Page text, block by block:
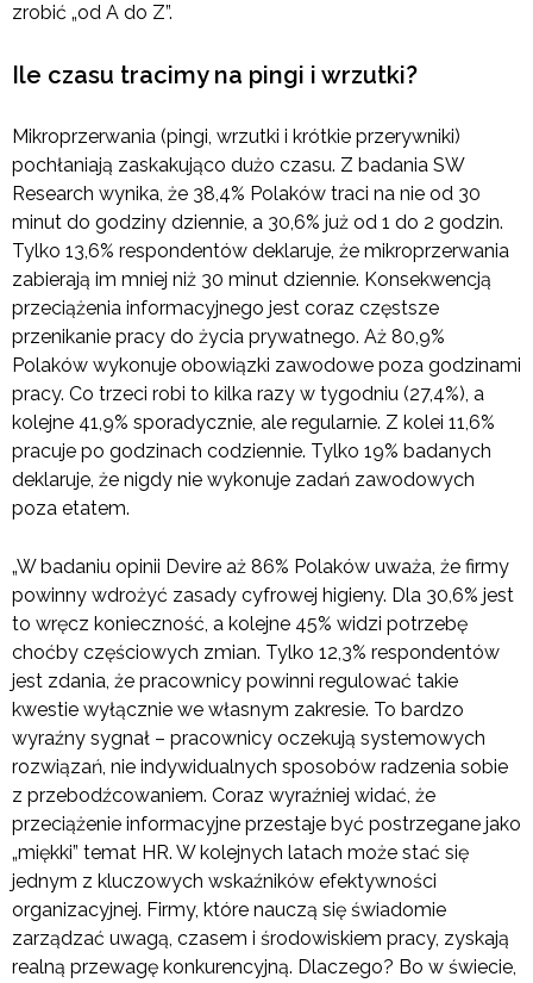
zrobić „od A do Z”.
Ile czasu tracimy na pingi i wrzutki?
Mikroprzerwania (pingi, wrzutki i krótkie przerywniki)
pochłaniają zaskakująco dużo czasu. Z badania SW
Research wynika, że 38,4% Polaków traci na nie od 30
minut do godziny dziennie, a 30,6% już od 1 do 2 godzin.
Tylko 13,6% respondentów deklaruje, że mikroprzerwania
zabierają im mniej niż 30 minut dziennie. Konsekwencją
przeciążenia informacyjnego jest coraz częstsze
przenikanie pracy do życia prywatnego. Aż 80,9%
Polaków wykonuje obowiązki zawodowe poza godzinami
pracy. Co trzeci robi to kilka razy w tygodniu (27,4%), a
kolejne 41,9% sporadycznie, ale regularnie. Z kolei 11,6%
pracuje po godzinach codziennie. Tylko 19% badanych
deklaruje, że nigdy nie wykonuje zadań zawodowych
poza etatem.
„W badaniu opinii Devire aż 86% Polaków uważa, że firmy
powinny wdrożyć zasady cyfrowej higieny. Dla 30,6% jest
to wręcz konieczność, a kolejne 45% widzi potrzebę
choćby częściowych zmian. Tylko 12,3% respondentów
jest zdania, że pracownicy powinni regulować takie
kwestie wyłącznie we własnym zakresie. To bardzo
wyraźny sygnał – pracownicy oczekują systemowych
rozwiązań, nie indywidualnych sposobów radzenia sobie
z przebodźcowaniem. Coraz wyraźniej widać, że
przeciążenie informacyjne przestaje być postrzegane jako
„miękki” temat HR. W kolejnych latach może stać się
jednym z kluczowych wskaźników efektywności
organizacyjnej. Firmy, które nauczą się świadomie
zarządzać uwagą, czasem i środowiskiem pracy, zyskają
realną przewagę konkurencyjną. Dlaczego? Bo w świecie,